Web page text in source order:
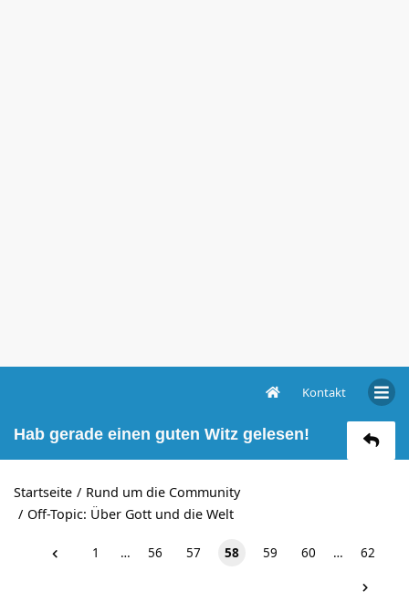
Kontakt
Hab gerade einen guten Witz gelesen!
Startseite
Rund um die Community
Off-Topic: Über Gott und die Welt
1 … 56 57 58 59 60 … 62